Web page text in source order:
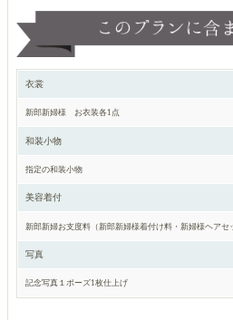
衣裳
新郎新婦様 お衣装各1点
和装小物
指定の和装小物
美容着付
新郎新婦お支度料（新郎新婦様着付け料・新婦様ヘアセ
写真
記念写真１ポーズ1枚仕上げ